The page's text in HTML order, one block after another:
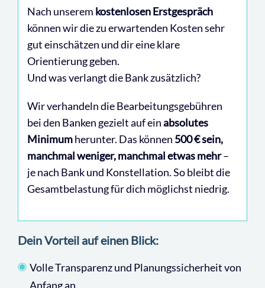
Nach unserem kostenlosen Erstgespräch
können wir die zu erwartenden Kosten sehr
gut einschätzen und dir eine klare
Orientierung geben.
Und was verlangt die Bank zusätzlich?
Wir verhandeln die Bearbeitungsgebühren
bei den Banken gezielt auf einabsolutes
Minimumherunter. Das können 500 € sein,
manchmal weniger, manchmal etwas mehr–
je nach Bank und Konstellation. So bleibt die
Gesamtbelastung für dich möglichst niedrig.
Dein Vorteil auf einen Blick:
Volle Transparenz und Planungssicherheit von
Anfang an